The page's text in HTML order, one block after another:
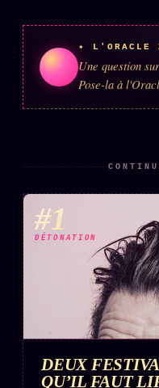
✦ L'ORACLE
Une question
Pose-la à
#1
DÉTONATION
DEUX
QU’IL FAUT